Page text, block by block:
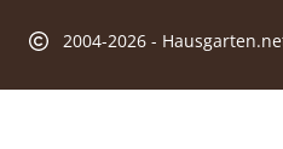
2004-2026 -